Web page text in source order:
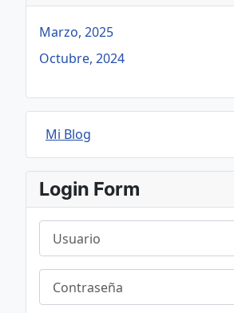
Marzo, 2025
Octubre, 2024
Mi Blog
Login Form